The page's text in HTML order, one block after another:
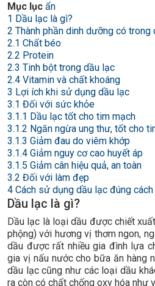
Mục lục ẩn
1 Dầu lạc là gì?
2 Thành phần dinh dưỡng có trong
2.1 Chất béo
2.2 Protein
2.3 Tinh bột trong dầu lạc
2.4 Vitamin và chất khoáng
3 Lợi ích khi sử dụng dầu lạc
3.1 Đối với sức khỏe
3.1.1 Dầu lạc tốt cho tim mạch
3.1.2 Ngăn ngừa ung thư, tốt cho
3.1.3 Giảm đau do viêm khớp
3.1.4 Giảm nguy cơ cao huyết áp
3.1.5 Giảm cân hiệu quả, an toàn
3.2 Đối với làm đẹp
4 Cách sử dụng dầu lạc đúng cách
Dầu lạc là gì?
Dầu lạc là loại dầu được chiết
phộng) với hương vị thơm ngon,
dầu được rất nhiều gia đình lựa
gia vị nấu nước cho bữa ăn hàng
dầu lạc cũng như các loại dầu
ra còn có chất chống oxy hóa như